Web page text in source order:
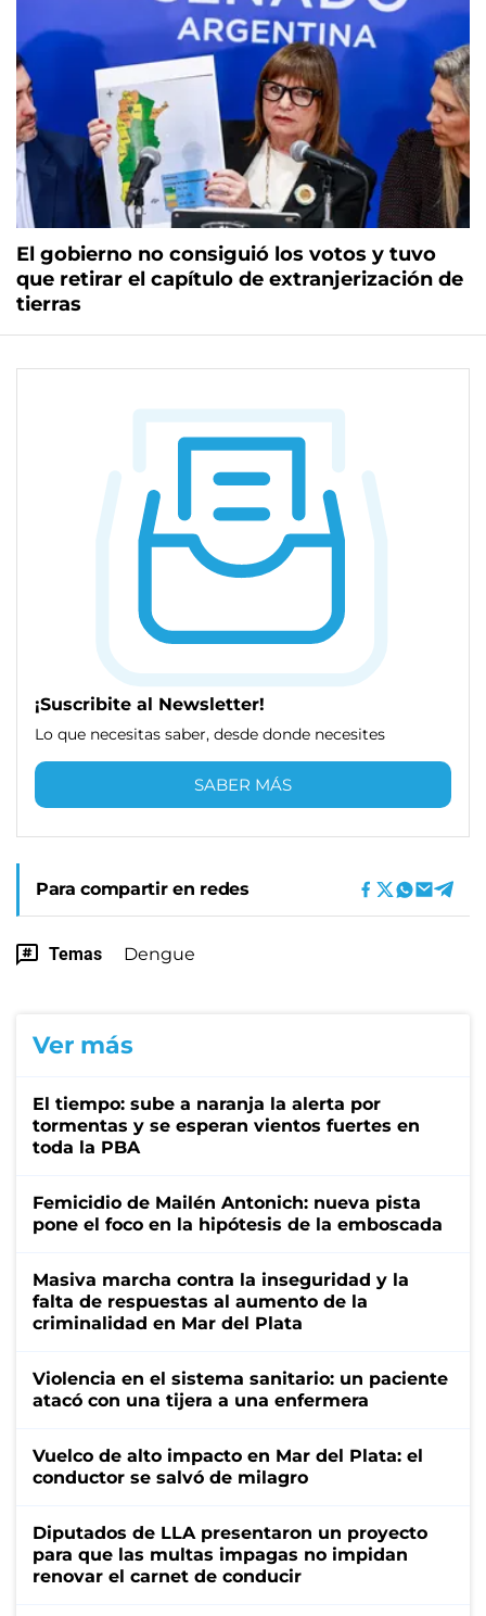
El gobierno no consiguió los votos y tuvo
que retirar el capítulo de extranjerización de
tierras
¡Suscribite al Newsletter!
Lo que necesitas saber, desde donde necesites
SABER MÁS
Para compartir en redes
Temas Dengue
Ver más
El tiempo: sube a naranja la alerta por
tormentas y se esperan vientos fuertes en
toda la PBA
Femicidio de Mailén Antonich: nueva pista
pone el foco en la hipótesis de la emboscada
Masiva marcha contra la inseguridad y la
falta de respuestas al aumento de la
criminalidad en Mar del Plata
Violencia en el sistema sanitario: un paciente
atacó con una tijera a una enfermera
Vuelco de alto impacto en Mar del Plata: el
conductor se salvó de milagro
Diputados de LLA presentaron un proyecto
para que las multas impagas no impidan
renovar el carnet de conducir